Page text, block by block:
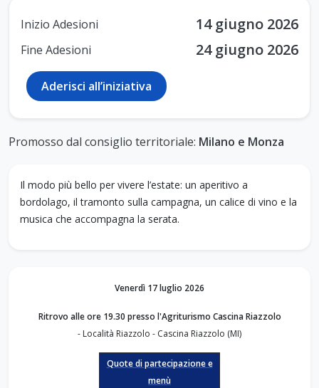
Inizio Adesioni 14 giugno 2026
Fine Adesioni 24 giugno 2026
Aderisci all’iniziativa
Promosso dal consiglio territoriale: Milano e Monza
Il modo più bello per vivere l’estate: un aperitivo a
bordolago, il tramonto sulla campagna, un calice di vino e la
musica che accompagna la serata.
Venerdì 17 luglio 2026
Ritrovo alle ore 19.30 presso l'Agriturismo Cascina Riazzolo
- Località Riazzolo - Cascina Riazzolo (MI)
Quote di partecipazione e
menù